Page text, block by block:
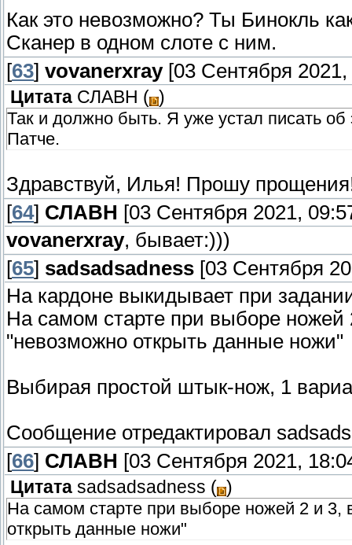
Как это невозможно? Ты Бинокль
Сканер в одном слоте с ним.
[63] vovanerxray[03 Сентября 2021,
Цитата СЛАВН ( )
Так и должно быть. Я уже устал писать
Патче.
Здравствуй, Илья! Прошу
[64] СЛАВН [03 Сентября 2021,
vovanerxray, бывает:)))
[65] sadsadsadness [03 Сентября
На кардоне выкидывает при
На самом старте при выборе
"невозможно открыть данные ножи"
Выбирая простой штык-нож, 1
Сообщение отредактировал
[66] СЛАВН [03 Сентября 2021,
Цитата sadsadsadness ( )
На самом старте при выборе ножей 2 и
открыть данные ножи"